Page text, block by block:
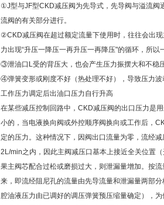
①J型与JF型CKD减压阀为先导式，先导阀与溢流阀
流阀的有关部分进行。
②CKD减压阀在超过额定流量下使用时，往往会出
力出现“升压一降压一再升压一再降压"的循环，所以
③泄油口L受的背压大，也会产生压力振摆大和不稳
④弹簧变形或刚度不好（热处理不好），导致压力波
工作压力调定后出油口压力自行升高
在某些减压控制回路中，CKD减压阀的出口压力是
小的，当电液换向阀或外控顺序阀换向或工作后，
定的压力。这种情况下，因阀出口流量为零，流经
2L/min之内，因此主阀减压口基本上接近全关位置
果主阀芯配合过松或磨损过大，则泄漏量增加。按
来，即流经阻尼孔的流量由先导流量和泄漏量两部
腔油液压力由已调好的调压弹簧预压缩量确定），